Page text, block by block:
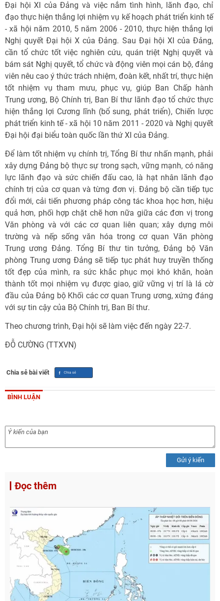
Đại hội XI của Đảng và việc nắm tình hình, lãnh đạo, chỉ
đạo thực hiện thắng lợi nhiệm vụ kế hoạch phát triển kinh tế
- xã hội năm 2010, 5 năm 2006 - 2010, thực hiện thắng lợi
Nghị quyết Đại hội X của Đảng. Sau Đại hội XI của Đảng,
cần tổ chức tốt việc nghiên cứu, quán triệt Nghị quyết và
bám sát Nghị quyết, tổ chức và động viên mọi cán bộ, đảng
viên nêu cao ý thức trách nhiệm, đoàn kết, nhất trí, thực hiện
tốt nhiệm vụ tham mưu, phục vụ, giúp Ban Chấp hành
Trung ương, Bộ Chính trị, Ban Bí thư lãnh đạo tổ chức thực
hiện thắng lợi Cương lĩnh (bổ sung, phát triển), Chiến lược
phát triển kinh tế - xã hội 10 năm 2011 - 2020 và Nghị quyết
Đại hội đại biểu toàn quốc lần thứ XI của Đảng.
Để làm tốt nhiệm vụ chính trị, Tổng Bí thư nhấn mạnh, phải
xây dựng Đảng bộ thực sự trong sạch, vững mạnh, có năng
lực lãnh đạo và sức chiến đấu cao, là hạt nhân lãnh đạo
chính trị của cơ quan và từng đơn vị. Đảng bộ cần tiếp tục
đổi mới, cải tiến phương pháp công tác khoa học hơn, hiệu
quả hơn, phối hợp chặt chẽ hơn nữa giữa các đơn vị trong
Văn phòng và với các cơ quan liên quan; xây dựng môi
trường và nếp sống văn hóa trong cơ quan Văn phòng
Trung ương Đảng. Tổng Bí thư tin tưởng, Đảng bộ Văn
phòng Trung ương Đảng sẽ tiếp tục phát huy truyền thống
tốt đẹp của mình, ra sức khắc phục mọi khó khăn, hoàn
thành tốt mọi nhiệm vụ được giao, giữ vững vị trí là lá cờ
đầu của Đảng bộ Khối các cơ quan Trung ương, xứng đáng
với sự tin cậy của Bộ Chính trị, Ban Bí thư.
Theo chương trình, Đại hội sẽ làm việc đến ngày 22-7.
ĐỖ CƯỜNG (TTXVN)
Chia sẻ bài viết
BÌNH LUẬN
Gửi ý kiến
Đọc thêm